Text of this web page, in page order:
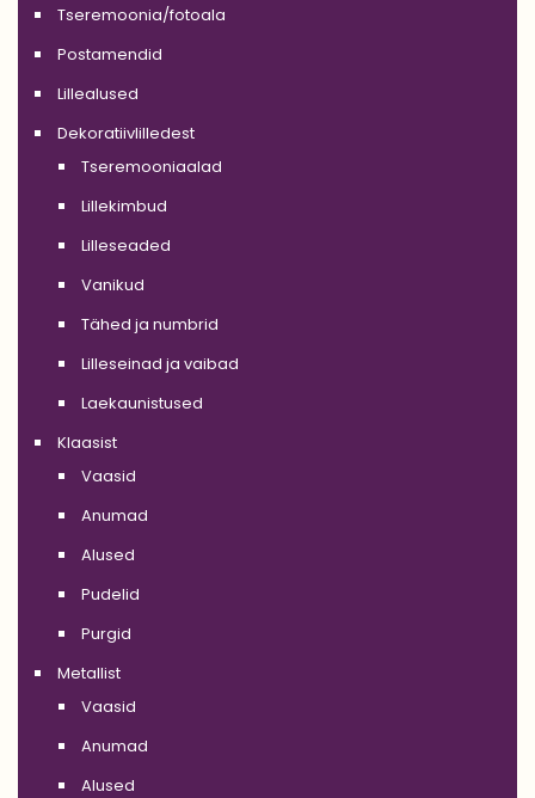
Tseremoonia/fotoala
Postamendid
Lillealused
Dekoratiivlilledest
Tseremooniaalad
Lillekimbud
Lilleseaded
Vanikud
Tähed ja numbrid
Lilleseinad ja vaibad
Laekaunistused
Klaasist
Vaasid
Anumad
Alused
Pudelid
Purgid
Metallist
Vaasid
Anumad
Alused